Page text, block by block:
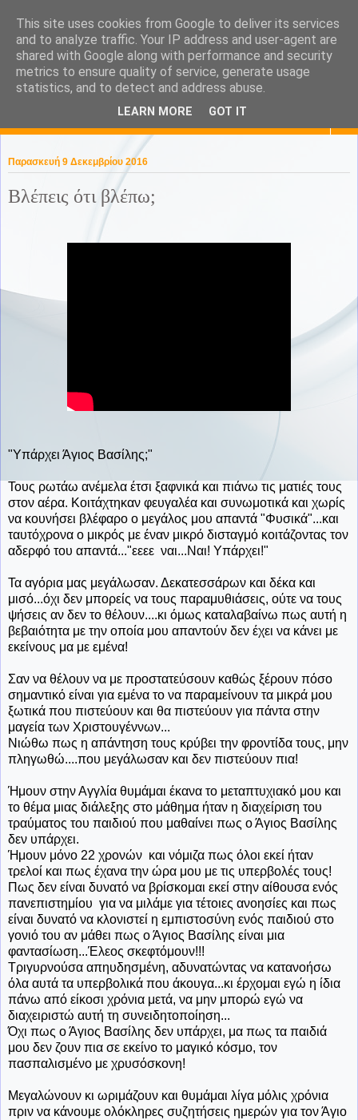
KaPa. Me without you...tea
without a biscuit!
Παρασκευή 9 Δεκεμβρίου 2016
Βλέπεις ότι βλέπω;
"Υπάρχει Άγιος Βασίλης;"
Τους ρωτάω ανέμελα έτσι ξαφνικά και πιάνω τις ματιές τους
στον αέρα. Κοιτάχτηκαν φευγαλέα και συνωμοτικά και χωρίς
να κουνήσει βλέφαρο ο μεγάλος μου απαντά "Φυσικά"...και
ταυτόχρονα ο μικρός με έναν μικρό δισταγμό κοιτάζοντας τον
αδερφό του απαντά..."εεεε ναι...Ναι! Υπάρχει!"
Τα αγόρια μας μεγάλωσαν. Δεκατεσσάρων και δέκα και
μισό...όχι δεν μπορείς να τους παραμυθιάσεις, ούτε να τους
ψήσεις αν δεν το θέλουν....κι όμως καταλαβαίνω πως αυτή η
βεβαιότητα με την οποία μου απαντούν δεν έχει να κάνει με
εκείνους μα με εμένα!
Σαν να θέλουν να με προστατεύσουν καθώς ξέρουν πόσο
σημαντικό είναι για εμένα το να παραμείνουν τα μικρά μου
ξωτικά που πιστεύουν και θα πιστεύουν για πάντα στην
μαγεία των Χριστουγέννων...
Νιώθω πως η απάντηση τους κρύβει την φροντίδα τους, μην
πληγωθώ....που μεγάλωσαν και δεν πιστεύουν πια!
Ήμουν στην Αγγλία θυμάμαι έκανα το μεταπτυχιακό μου και
το θέμα μιας διάλεξης στο μάθημα ήταν η διαχείριση του
τραύματος του παιδιού που μαθαίνει πως ο Άγιος Βασίλης
δεν υπάρχει.
Ήμουν μόνο 22 χρονών και νόμιζα πως όλοι εκεί ήταν
τρελοί και πως έχανα την ώρα μου με τις υπερβολές τους!
Πως δεν είναι δυνατό να βρίσκομαι εκεί στην αίθουσα ενός
πανεπιστημίου για να μιλάμε για τέτοιες ανοησίες και πως
είναι δυνατό να κλονιστεί η εμπιστοσύνη ενός παιδιού στο
γονιό του αν μάθει πως ο Άγιος Βασίλης είναι μια
φαντασίωση...Έλεος σκεφτόμουν!!!
Τριγυρνούσα απηυδησμένη, αδυνατώντας να κατανοήσω
όλα αυτά τα υπερβολικά που άκουγα...κι έρχομαι εγώ η ίδια
πάνω από είκοσι χρόνια μετά, να μην μπορώ εγώ να
διαχειριστώ αυτή τη συνειδητοποίηση...
Όχι πως ο Άγιος Βασίλης δεν υπάρχει, μα πως τα παιδιά
μου δεν ζουν πια σε εκείνο το μαγικό κόσμο, τον
πασπαλισμένο με χρυσόσκονη!
Μεγαλώνουν κι ωριμάζουν και θυμάμαι λίγα μόλις χρόνια
πριν να κάνουμε ολόκληρες συζητήσεις ημερών για τον Άγιο
This site uses cookies from Google to deliver its services
and to analyze traffic. Your IP address and user-agent are
shared with Google along with performance and security
metrics to ensure quality of service, generate usage
statistics, and to detect and address abuse.
LEARN MORE GOT IT